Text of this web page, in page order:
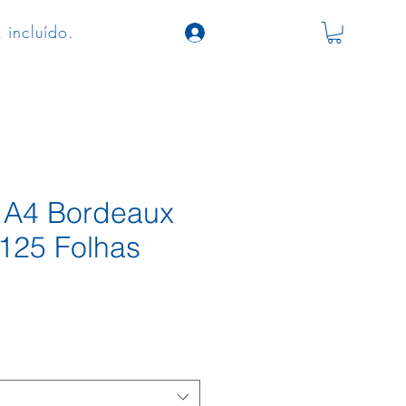
incluído.
Bordeaux
Folhas